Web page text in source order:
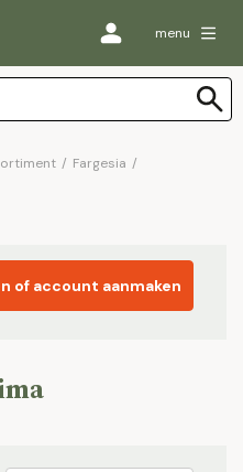
menu
/ Fargesia /
of account aanmaken